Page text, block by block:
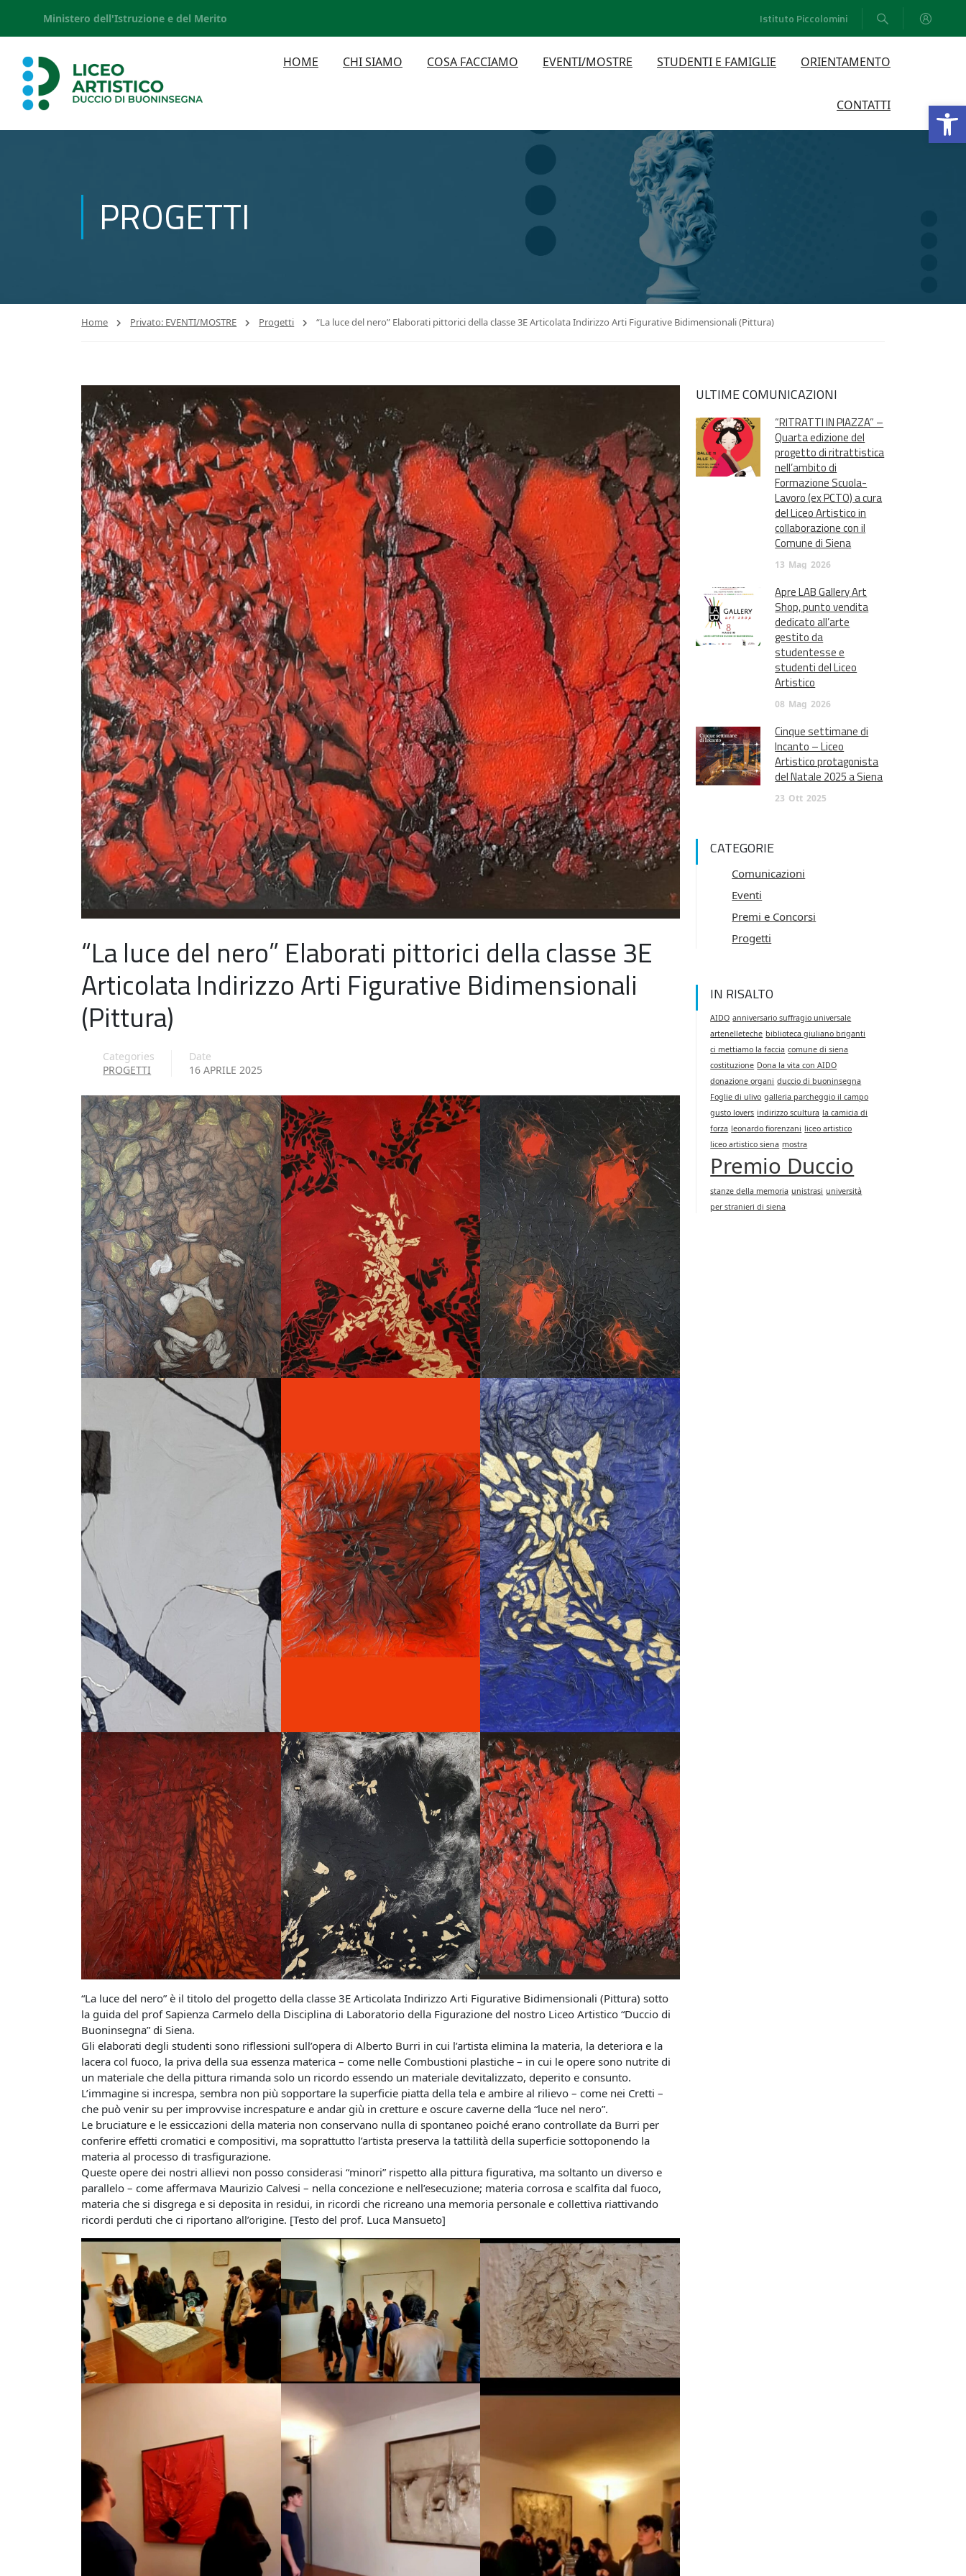
Ministero dell'Istruzione e del Merito Istituto Piccolomini
HOME CHI SIAMO COSA FACCIAMO EVENTI/MOSTRE STUDENTI E FAMIGLIE ORIENTAMENTO
CONTATTI
PROGETTI
Home Privato: EVENTI/MOSTRE Progetti “La luce del nero” Elaborati pittorici della classe 3E Articolata Indirizzo Arti Figurative Bidimensionali (Pittura)
“La luce del nero” Elaborati pittorici della classe 3E
Articolata Indirizzo Arti Figurative Bidimensionali
(Pittura)
Categories
PROGETTI
Date
16 APRILE 2025
“La luce del nero” è il titolo del progetto della classe 3E Articolata Indirizzo Arti Figurative Bidimensionali (Pittura) sotto
la guida del prof Sapienza Carmelo della Disciplina di Laboratorio della Figurazione del nostro Liceo Artistico “Duccio di
Buoninsegna” di Siena.
Gli elaborati degli studenti sono riflessioni sull’opera di Alberto Burri in cui l’artista elimina la materia, la deteriora e la
lacera col fuoco, la priva della sua essenza materica – come nelle Combustioni plastiche – in cui le opere sono nutrite di
un materiale che della pittura rimanda solo un ricordo essendo un materiale devitalizzato, deperito e consunto.
L’immagine si increspa, sembra non più sopportare la superficie piatta della tela e ambire al rilievo – come nei Cretti –
che può venir su per improvvise increspature e andar giù in cretture e oscure caverne della “luce nel nero”.
Le bruciature e le essiccazioni della materia non conservano nulla di spontaneo poiché erano controllate da Burri per
conferire effetti cromatici e compositivi, ma soprattutto l’artista preserva la tattilità della superficie sottoponendo la
materia al processo di trasfigurazione.
Queste opere dei nostri allievi non posso considerasi “minori” rispetto alla pittura figurativa, ma soltanto un diverso e
parallelo – come affermava Maurizio Calvesi – nella concezione e nell’esecuzione; materia corrosa e scalfita dal fuoco,
materia che si disgrega e si deposita in residui, in ricordi che ricreano una memoria personale e collettiva riattivando
ricordi perduti che ci riportano all’origine. [Testo del prof. Luca Mansueto]
ULTIME COMUNICAZIONI
“RITRATTI IN PIAZZA” –
Quarta edizione del
progetto di ritrattistica
nell’ambito di
Formazione Scuola-
Lavoro (ex PCTO) a cura
del Liceo Artistico in
collaborazione con il
Comune di Siena
13 Mag 2026
Apre LAB Gallery Art
Shop, punto vendita
dedicato all’arte
gestito da
studentesse e
studenti del Liceo
Artistico
08 Mag 2026
Cinque settimane di
Incanto – Liceo
Artistico protagonista
del Natale 2025 a Siena
23 Ott 2025
CATEGORIE
Comunicazioni
Eventi
Premi e Concorsi
Progetti
IN RISALTO
AIDO anniversario suffragio universale
artenelleteche biblioteca giuliano briganti
ci mettiamo la faccia comune di siena
costituzione Dona la vita con AIDO
donazione organi duccio di buoninsegna
Foglie di ulivo galleria parcheggio il campo
gusto lovers indirizzo scultura la camicia di
forza leonardo fiorenzani liceo artistico
liceo artistico siena mostra
Premio Duccio
stanze della memoria unistrasi università
per stranieri di siena